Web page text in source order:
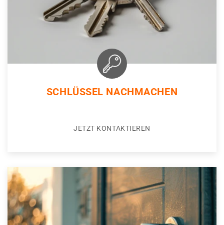
SCHLÜSSEL NACHMACHEN
JETZT KONTAKTIEREN